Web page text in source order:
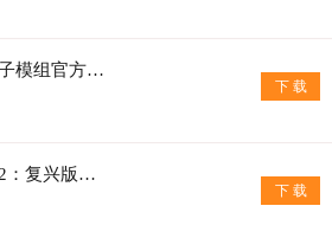
病娇模拟器花子模组官方最新版
下 载
植物大战僵尸2：复兴版官网手机版
下 载